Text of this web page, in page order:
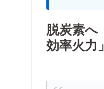
脱炭素
効率火力」